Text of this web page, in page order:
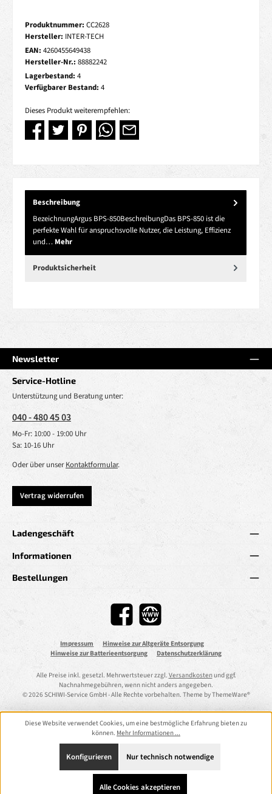
Produktnummer: CC2628
Hersteller: INTER-TECH
EAN: 4260455649438
Hersteller-Nr.: 88882242
Lagerbestand: 4
Verfügbarer Bestand: 4
Dieses Produkt weiterempfehlen:
Beschreibung
BezeichnungArgus BPS-850BeschreibungDas BPS-850 ist die
perfekte Wahl für anspruchsvolle Nutzer, die Leistung, Effizienz
und… Mehr
Produktsicherheit
Newsletter
Service-Hotline
Unterstützung und Beratung unter:
040 - 480 45 03
Mo-Fr: 10:00 - 19:00 Uhr
Sa: 10-16 Uhr
Oder über unserKontaktformular.
Vertrag widerrufen
Ladengeschäft
Informationen
Bestellungen
Facebook Website
Impressum
Hinweise zur Altgeräte Entsorgung
Hinweise zur Batterieentsorgung
Datenschutzerklärung
Alle Preise inkl. gesetzl. Mehrwertsteuer zzgl. Versandkostenund ggf.
Nachnahmegebühren, wenn nicht anders angegeben.
© 2026 SCHIWI-Service GmbH - Alle Rechte vorbehalten. Theme byThemeWare®
Diese Website verwendet Cookies, um eine bestmögliche Erfahrung bieten zu
können. Mehr Informationen ...
Nur technisch notwendige
Konfigurieren
Alle Cookies akzeptieren